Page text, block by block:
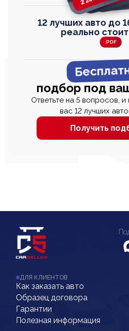
12 лучших авто до
реально
.PDF
подбор под
Ответьте на 5 вопросов,
вас 12 лучших
Получить
ДЛЯ КЛИЕНТОВ
Как заказать авто
Образец договора
Гарантии
Полезная информация